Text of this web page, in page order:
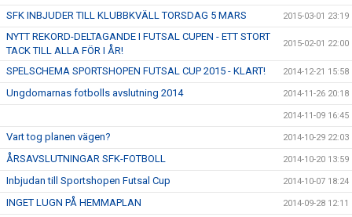
SFK INBJUDER TILL KLUBBKVÄLL TORSDAG 5 MARS 2015-03-01 23:19
NYTT REKORD-DELTAGANDE I FUTSAL CUPEN - ETT STORT
TACK TILL ALLA FÖR I ÅR!
2015-02-01 22:00
SPELSCHEMA SPORTSHOPEN FUTSAL CUP 2015 - KLART! 2014-12-21 15:58
Ungdomarnas fotbolls avslutning 2014 2014-11-26 20:18
2014-11-09 16:45
Vart tog planen vägen? 2014-10-29 22:03
ÅRSAVSLUTNINGAR SFK-FOTBOLL 2014-10-20 13:59
Inbjudan till Sportshopen Futsal Cup 2014-10-07 18:24
INGET LUGN PÅ HEMMAPLAN 2014-09-28 12:11